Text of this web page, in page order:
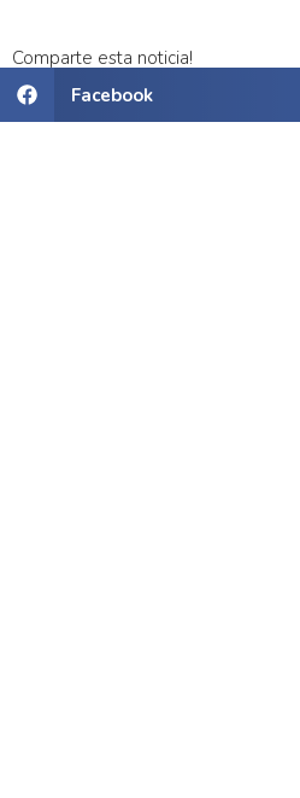
Comparte esta noticia!
Facebook